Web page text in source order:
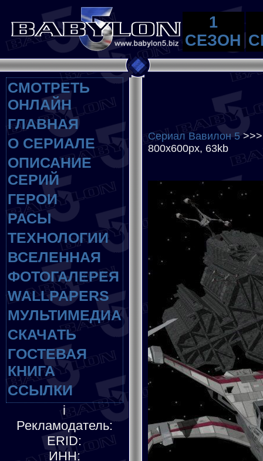
1
СЕЗОН
СМОТРЕТЬ
ОНЛАЙН
ГЛАВНАЯ
О СЕРИАЛЕ
ОПИСАНИЕ
СЕРИЙ
ГЕРОИ
РАСЫ
ТЕХНОЛОГИИ
ВСЕЛЕННАЯ
ФОТОГАЛЕРЕЯ
WALLPAPERS
МУЛЬТИМЕДИА
СКАЧАТЬ
ГОСТЕВАЯ
КНИГА
ССЫЛКИ
i
Рекламодатель:
ERID:
ИНН:
Сериал Вавилон 5
800x600px, 63kb